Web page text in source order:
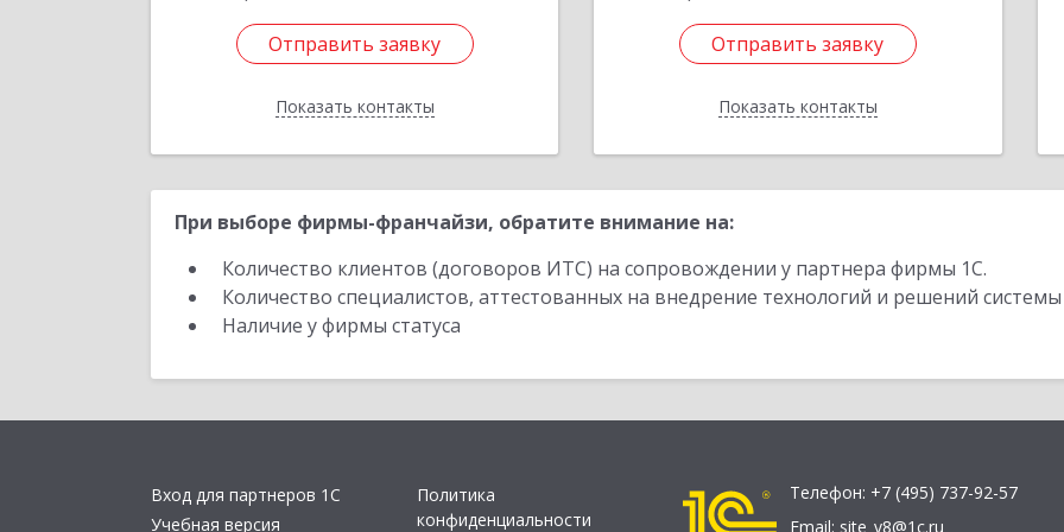
Отправить заявку
Показать контакты
Отправить заявку
Назад
Отправить заявку
Показать контакты
Отправить заявку
Назад
При выборе фирмы-франчайзи, обратите внимание на:
Количество клиентов (договоров ИТС) на сопровождении у партнера фирмы 1С.
Количество специалистов, аттестованных на внедрение технологий и решений
Наличие у фирмы статуса
Вход для партнеров 1С
Учебная версия
Политика
конфиденциальности
Телефон: +7 (495) 737-92-57
Email: site_v8@1c.ru